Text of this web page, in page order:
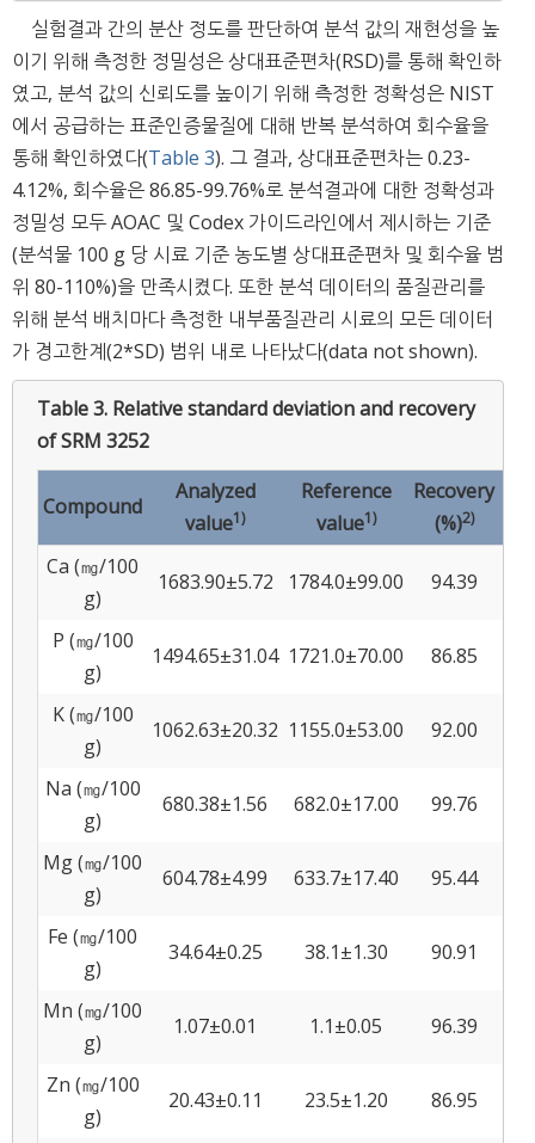
실험결과 간의 분산 정도를 판단하여 분석 값의 재현성을 높
이기 위해 측정한 정밀성은 상대표준편차(RSD)를 통해 확인하
였고, 분석 값의 신뢰도를 높이기 위해 측정한 정확성은 NIST
에서 공급하는 표준인증물질에 대해 반복 분석하여 회수율을
통해 확인하였다(Table 3). 그 결과, 상대표준편차는 0.23-
4.12%, 회수율은 86.85-99.76%로 분석결과에 대한 정확성과
정밀성 모두 AOAC 및 Codex 가이드라인에서 제시하는 기준
(분석물 100 g 당 시료 기준 농도별 상대표준편차 및 회수율 범
위 80-110%)을 만족시켰다. 또한 분석 데이터의 품질관리를
위해 분석 배치마다 측정한 내부품질관리 시료의 모든 데이터
가 경고한계(2*SD) 범위 내로 나타났다(data not shown).
Table 3. Relative standard deviation and recovery
of SRM 3252
Compound
Analyzed
value1)
Reference
value1)
Recovery
(%)2)
Ca (㎎/100
g)
1683.90±5.72 1784.0±99.00 94.39
P (㎎/100
g)
1494.65±31.04 1721.0±70.00 86.85
K (㎎/100
g)
1062.63±20.32 1155.0±53.00 92.00
Na (㎎/100
g)
680.38±1.56 682.0±17.00 99.76
Mg (㎎/100
g)
604.78±4.99 633.7±17.40 95.44
Fe (㎎/100
g)
34.64±0.25 38.1±1.30 90.91
Mn (㎎/100
g)
1.07±0.01 1.1±0.05 96.39
Zn (㎎/100
g)
20.43±0.11 23.5±1.20 86.95